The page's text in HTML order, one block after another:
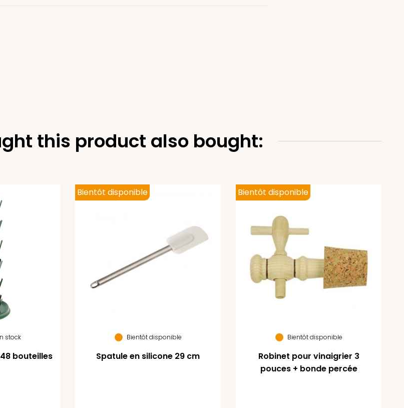
this product also bought:
stock
bouteilles
Bientôt disponible
Spatule en silicone 29 cm
Bientôt disponible
Bientôt disponible
Robinet pour vinaigrier 3
pouces + bonde percée
Bientôt disponible